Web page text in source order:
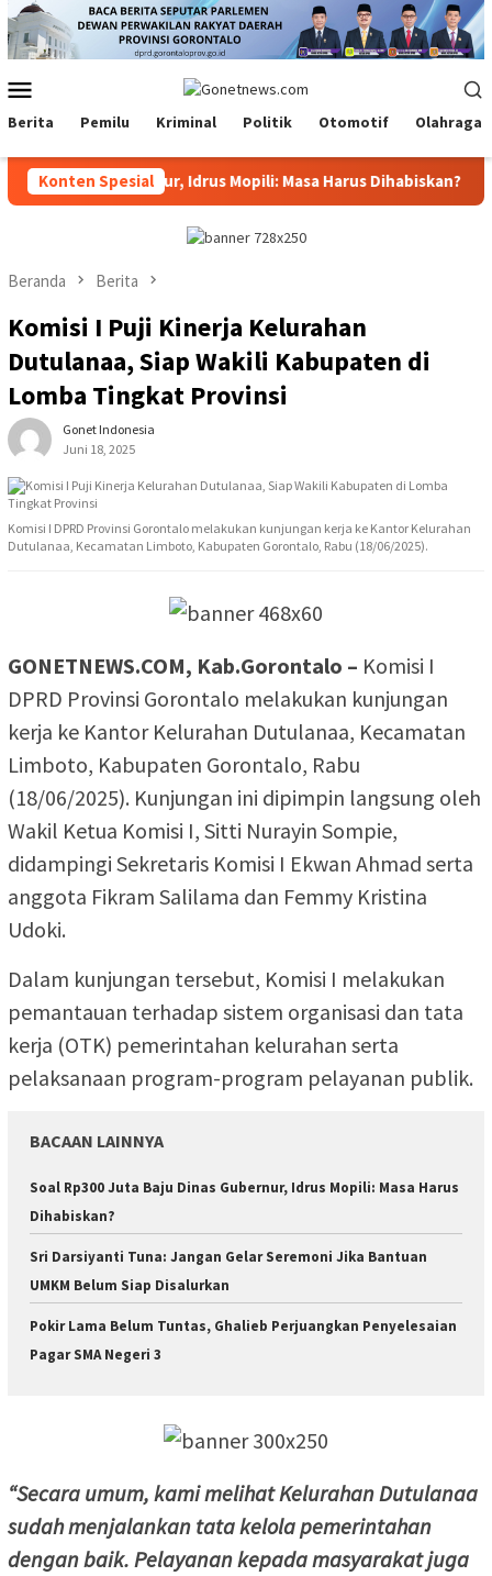
Loncat
ke
konten
Mobile
Berita Pemilu Kriminal Politik Otomotif Olahraga
Konten Spesial
Dinas Gubernur, Idrus Mopili: Masa Harus Dihabiskan?
Beranda Berita
Komisi I Puji Kinerja Kelurahan
Dutulanaa, Siap Wakili Kabupaten di
Lomba Tingkat Provinsi
Gonet Indonesia
Juni 18, 2025
Komisi I DPRD Provinsi Gorontalo melakukan kunjungan kerja ke Kantor Kelurahan
Dutulanaa, Kecamatan Limboto, Kabupaten Gorontalo, Rabu (18/06/2025).
GONETNEWS.COM, Kab.Gorontalo – Komisi I
DPRD Provinsi Gorontalo melakukan kunjungan
kerja ke Kantor Kelurahan Dutulanaa, Kecamatan
Limboto, Kabupaten Gorontalo, Rabu
(18/06/2025). Kunjungan ini dipimpin langsung oleh
Wakil Ketua Komisi I, Sitti Nurayin Sompie,
didampingi Sekretaris Komisi I Ekwan Ahmad serta
anggota Fikram Salilama dan Femmy Kristina
Udoki.
Dalam kunjungan tersebut, Komisi I melakukan
pemantauan terhadap sistem organisasi dan tata
kerja (OTK) pemerintahan kelurahan serta
pelaksanaan program-program pelayanan publik.
BACAAN LAINNYA
Soal Rp300 Juta Baju Dinas Gubernur, Idrus Mopili: Masa Harus
Dihabiskan?
Sri Darsiyanti Tuna: Jangan Gelar Seremoni Jika Bantuan
UMKM Belum Siap Disalurkan
Pokir Lama Belum Tuntas, Ghalieb Perjuangkan Penyelesaian
Pagar SMA Negeri 3
“Secara umum, kami melihat Kelurahan Dutulanaa
sudah menjalankan tata kelola pemerintahan
dengan baik. Pelayanan kepada masyarakat juga